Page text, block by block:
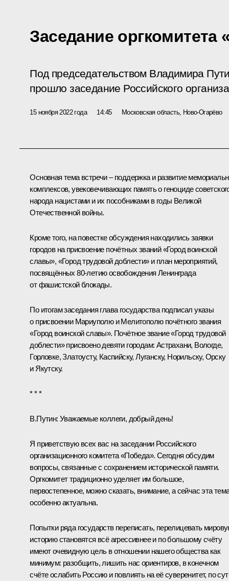
Заседание оргкомитета
Под председательством Владимира
прошло заседание Российского
15 ноября 2022 года 14:45 Московская область, Ново-Огарёво
Основная тема встречи – поддержка и развитие
комплексов, увековечивающих память о геноциде
народа нацистами и их пособниками в годы Великой
Отечественной войны.
Кроме того, на повестке обсуждения находились заявки
городов на присвоение почётных званий «Город воинской
славы», «Город трудовой доблести» и план мероприятий,
посвящённых 80-летию освобождения Ленинграда
от фашистской блокады.
По итогам заседания глава государства подписал указы
о присвоении МариуполюиМелитополюпочётного звания
«Город воинской славы». Почётное звание «Город трудовой
доблести»присвоенодевяти городам: Астрахани, Вологде,
Горловке, Златоусту, Каспийску, Луганску, Норильску, Орску
и Якутску.
* * *
В.Путин: Уважаемые коллеги, добрый день!
Я приветствую всех вас на заседании Российского
организационного комитета «Победа». Сегодня обсудим
вопросы, связанные с сохранением исторической памяти.
Оргкомитет традиционно уделяет им большое,
первостепенное, можно сказать, внимание, а сейчас эта
особенно актуальна.
Попытки ряда государств переписать, перелицевать
историю становятся всё агрессивнее и по большому счёту
имеют очевидную цель в отношении нашего общества как
минимум: разобщить, лишить нас ориентиров, в конечном
счёте ослабить Россию и повлиять на её суверенитет, по